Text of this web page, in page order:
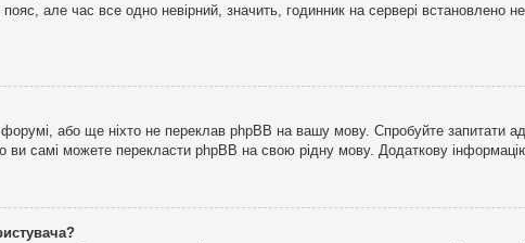
але час все одно невірний, значить, годинник на сервері встановлено
або ще ніхто не переклав phpBB на вашу мову. Спробуйте запитати
ви самі можете перекласти phpBB на свою рідну мову. Додаткову